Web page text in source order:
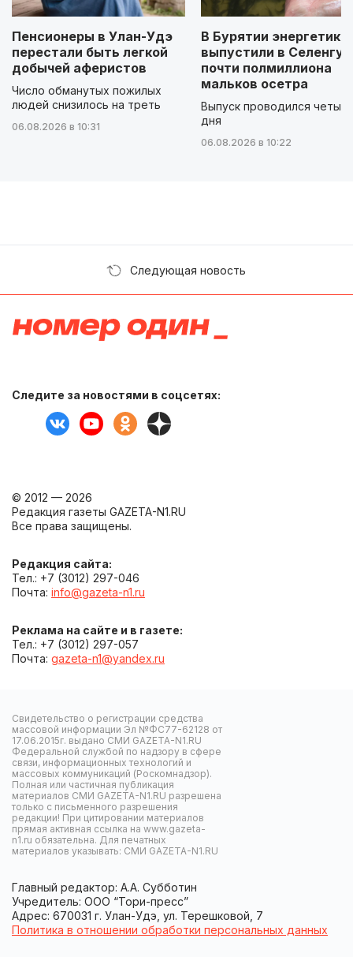
Пенсионеры в Улан-Удэ
перестали быть легкой
добычей аферистов
Число обманутых пожилых
людей снизилось на треть
06.08.2026 в 10:31
В Бурятии энергетики
выпустили в Селенгу
почти полмиллиона
мальков осетра
Выпуск проводился
дня
06.08.2026 в 10:22
Следующая новость
Следите за новостями в соцсетях:
© 2012 — 2026
Редакция газеты GAZETA-N1.RU
Все права защищены.
Редакция сайта:
Тел.: +7 (3012) 297-046
Почта: info@gazeta-n1.ru
Реклама на сайте и в газете:
Тел.: +7 (3012) 297-057
Почта: gazeta-n1@yandex.ru
Свидетельство о регистрации средства
массовой информации Эл №ФС77-62128 от
17.06.2015г. выдано СМИ GAZETA-N1.RU
Федеральной службой по надзору в сфере
связи, информационных технологий и
массовых коммуникаций (Роскомнадзор).
Полная или частичная публикация
материалов СМИ GAZETA-N1.RU разрешена
только с письменного разрешения
редакции! При цитировании материалов
прямая активная ссылка на www.gazeta-
n1.ru обязательна. Для печатных
материалов указывать: СМИ GAZETA-N1.RU
Главный редактор: А.А. Субботин
Учредитель: ООО “Тори-пресс”
Адрес: 670031 г. Улан-Удэ, ул. Терешковой, 7
Политика в отношении обработки персональных данных